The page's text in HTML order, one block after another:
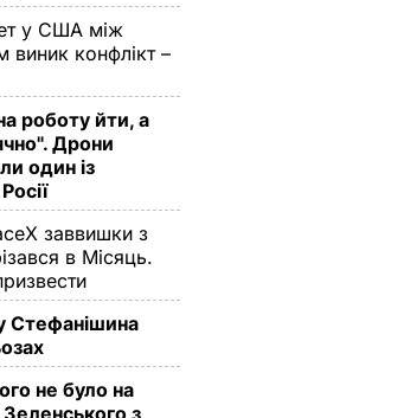
у США між
виник конфлікт –
роботу йти, а
Дрони
один із
заввишки з
в Місяць.
Стефанішина
не було на
Зеленського з